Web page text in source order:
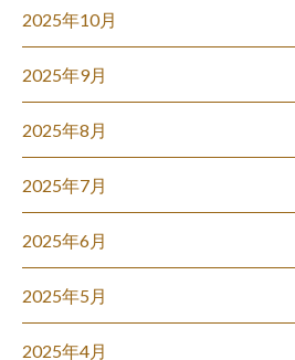
2025年10月
2025年9月
2025年8月
2025年7月
2025年6月
2025年5月
2025年4月